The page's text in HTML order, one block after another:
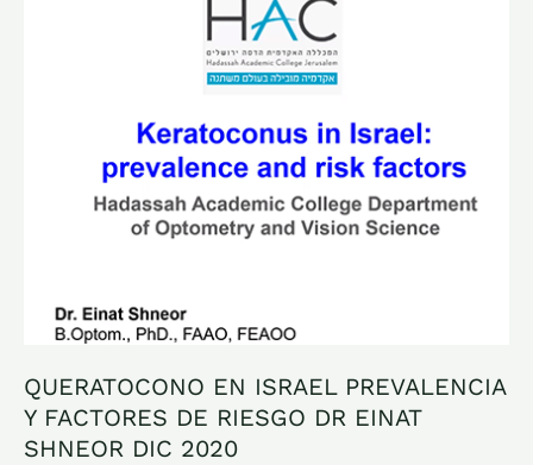
QUERATOCONO EN ISRAEL PREVALENCIA
Y FACTORES DE RIESGO DR EINAT
SHNEOR DIC 2020
SHNEOR